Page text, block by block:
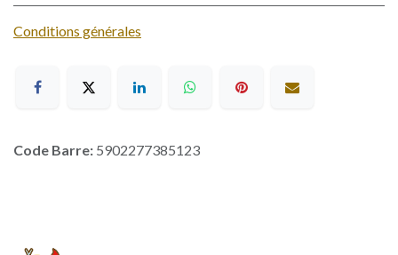
Conditions générales
Code Barre: 5902277385123